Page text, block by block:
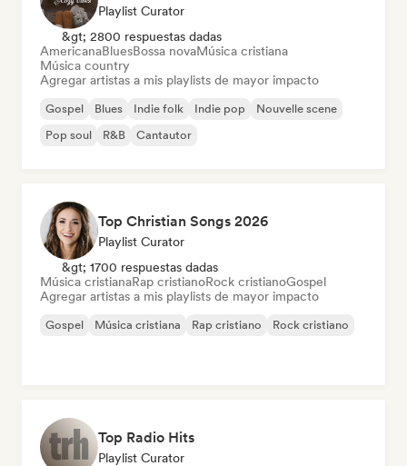
Playlist Curator
&gt; 2800 respuestas dadas
AmericanaBluesBossa novaMúsica cristiana
Música country
Agregar artistas a mis playlists de mayor impacto
Gospel Blues Indie folk Indie pop
Nouvelle scene
Pop soul
R&B Cantautor
Top Christian Songs 2026
Playlist Curator
&gt; 1700 respuestas dadas
Música cristianaRap cristianoRock cristianoGospel
Agregar artistas a mis playlists de mayor impacto
Gospel Música cristiana Rap cristiano Rock cristiano
Top Radio Hits
Playlist Curator